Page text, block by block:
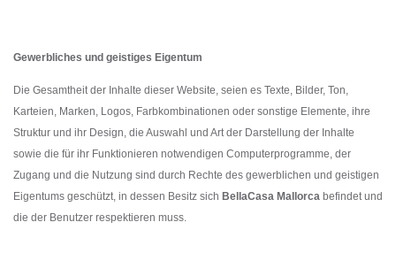
Gewerbliches und geistiges Eigentum
Die Gesamtheit der Inhalte dieser Website, seien es Texte, Bilder, Ton,
Karteien, Marken, Logos, Farbkombinationen oder sonstige Elemente, ihre
Struktur und ihr Design, die Auswahl und Art der Darstellung der Inhalte
sowie die für ihr Funktionieren notwendigen Computerprogramme, der
Zugang und die Nutzung sind durch Rechte des gewerblichen und geistigen
Eigentums geschützt, in dessen Besitz sich BellaCasa Mallorca befindet und
die der Benutzer respektieren muss.